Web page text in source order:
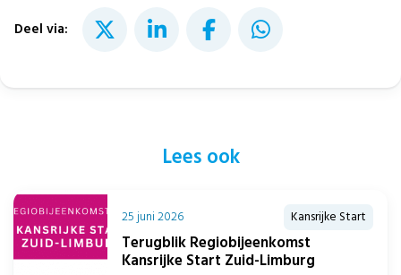
Deel via:
Lees ook
25 juni 2026 Kansrijke Start
Terugblik Regiobijeenkomst
Kansrijke Start Zuid-Limburg